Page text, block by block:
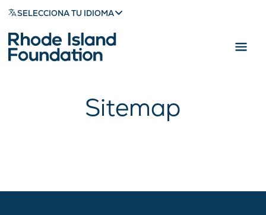
SELECCIONA TU IDIOMA
Sitemap